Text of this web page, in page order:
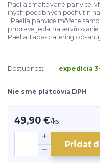
Paella smaltované panvice,
iných podobných pochutín
Paella panvice môžete
príprave jedla na
Paella Tapas catering
Dostupnosť expedícia
Nie sme platcovia DPH
49,90 €/ks
Pridať